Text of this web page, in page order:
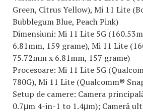
Green, Citrus Yellow), Mi 11 Lite
Bubblegum Blue, Peach Pink)
Dimensiuni: Mi 11 Lite 5G
6.81mm, 159 grame), Mi 11 Lite
75.72mm x 6.81mm, 157 grame)
Procesoare: Mi 11 Lite 5G
780G), Mi 11 Lite (Qualcomm®
Setup de camere: Camera
0.7μm 4-in-1 to 1.4μm); Cameră